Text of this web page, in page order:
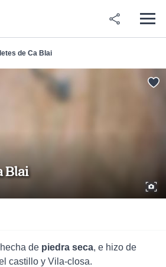
de Ca Blai
Blai
de piedra seca, e hizo de
castillo y Vila-closa.